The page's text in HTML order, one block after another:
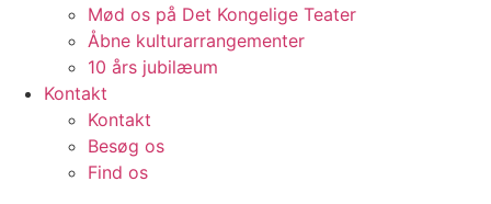
Mød os på Det Kongelige Teater
Åbne kulturarrangementer
10 års jubilæum
Kontakt
Kontakt
Besøg os
Find os